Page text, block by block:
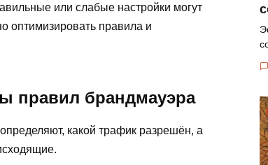
или слабые настройки могут
оптимизировать правила и
правил брандмауэра
какой трафик разрешён, а